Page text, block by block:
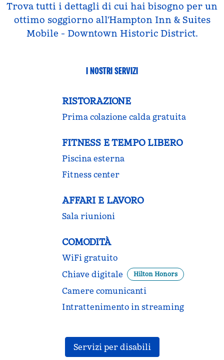
Trova tutti i dettagli di cui hai bisogno per un
ottimo soggiorno all'Hampton Inn & Suites
Mobile - Downtown Historic District.
I NOSTRI SERVIZI
RISTORAZIONE
Prima colazione calda gratuita
FITNESS E TEMPO LIBERO
Piscina esterna
Fitness center
AFFARI E LAVORO
Sala riunioni
COMODITÀ
WiFi gratuito
Chiave digitale
Hilton Honors
Camere comunicanti
Intrattenimento in streaming
Servizi per disabili